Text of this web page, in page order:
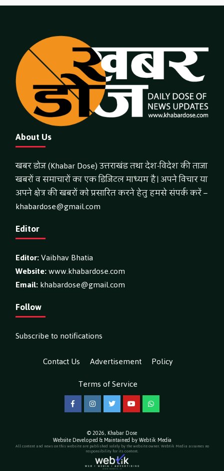
About Us
खबर डोज (Khabar Dose) उत्तराखंड तथा देश-विदेश की ताजा
खबरों व समाचारों का एक डिजिटल माध्यम है। अपने विचार या
अपने क्षेत्र की खबरों को प्रसारित करने हेतु हमसे संपर्क करें –
khabardose@gmail.com
Editor
Editor:Vaibhav Bhatia
Website:www.khabardose.com
Email:khabardose@gmail.com
Follow
Subscribe to notifications
Contact Us
Advertisement
Policy
Terms of Service
FacebookInstagramTwitterYouTubeWhatsApp
© 2026, Khabar Dose
Website Developed & Maintained by Webtik Media
All content and news on this website are published solely by the website owner. Webtik Media assumes no
responsibility for its content.